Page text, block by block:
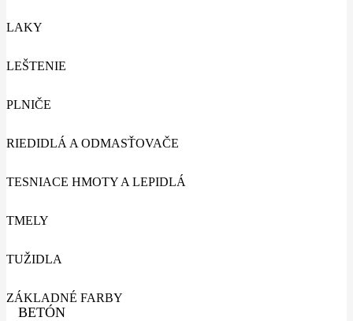
LAKY
LEŠTENIE
PLNIČE
RIEDIDLÁ A ODMASŤOVAČE
TESNIACE HMOTY A LEPIDLÁ
TMELY
TUŽIDLA
ZÁKLADNÉ FARBY
BETÓN